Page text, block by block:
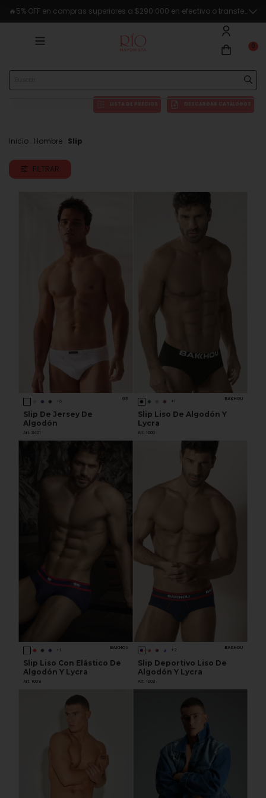
Mínimo de compra Mayorista $150.000
🔥5% OFF en compras superiores a $290.000 en efectivo o transferencia
0
LISTA DE PRECIOS DESCARGAR CATÁLOGOS
Inicio . Hombre . Slip
FILTRAR
+6 G3
Slip De Jersey De
Algodón
Art. 3401
+1 BAKHOU
Slip Liso De Algodón Y
Lycra
Art. 1000
+1 BAKHOU
Slip Liso Con Elástico De
Algodón Y Lycra
Art. 1008
+2 BAKHOU
Slip Deportivo Liso De
Algodón Y Lycra
Art. 1003